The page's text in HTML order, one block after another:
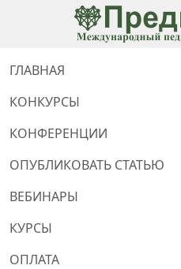
ГЛАВНАЯ
КОНКУРСЫ
КОНФЕРЕНЦИИ
ОПУБЛИКОВАТЬ СТАТЬЮ
ВЕБИНАРЫ
КУРСЫ
ОПЛАТА